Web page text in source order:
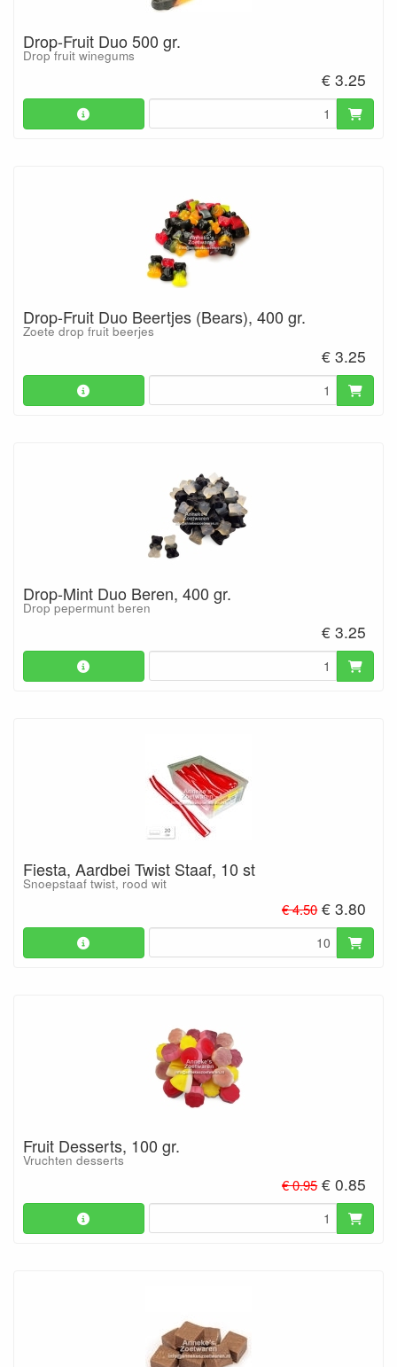
Drop-Fruit Duo 500 gr.
Drop fruit winegums
€ 3.25
Drop-Fruit Duo Beertjes (Bears), 400 gr.
Zoete drop fruit beerjes
€ 3.25
Drop-Mint Duo Beren, 400 gr.
Drop pepermunt beren
€ 3.25
Fiesta, Aardbei Twist Staaf, 10 st
Snoepstaaf twist, rood wit
€ 4.50 € 3.80
Fruit Desserts, 100 gr.
Vruchten desserts
€ 0.95 € 0.85